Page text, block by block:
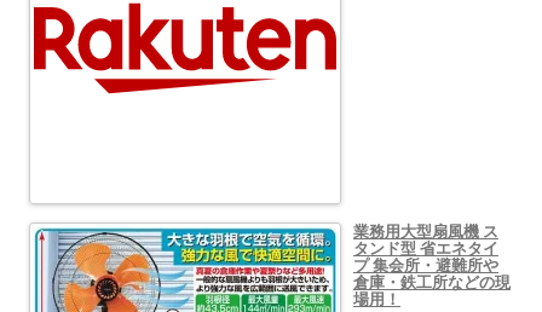
業務用大型扇風機 ス
タンド型 省エネタイ
プ 集会所・避難所や
倉庫・鉄工所などの現
場用！